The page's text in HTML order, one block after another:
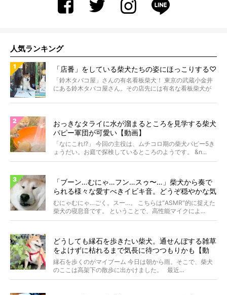
人気ランキング
「店番」をしている柴犬たちの姿にほっこりする♡
「鈴木タバコ屋」さんの有名看板柴犬！ 東京の武蔵小金井
にある鈴木タバコ屋さん。その店先には有名な看板柴犬が
おっきなタライに水が溜まるところを見学する柴犬
パピー軍団が可愛い【動画】
「なにこれ!?」 今回の主役は、ムチコロ期の柴犬パピー5き
ょうだい。お庭で探検しているところのようです。 &n...
「ブーン…むにゃ…フン…スゥ〜…」柴犬から奏で
られる様々な愛すべきイビキ音。どうぞ穏やかな気
持ちでご堪能ください。【動画】
むにゃむにゃ…ごく。スー…。 こちらは“ASMR”的に捉えた
柴犬の寝息音です。 ということで、高性能マイクによ...
どうしても縁石を歩きたい柴犬。通せんぼする雑草
をよけずに枯れるまで気長に待つつもりかも【動
画】
縁石を歩くのがマイブーム 今日は朝から雨。そこで、柴犬
のここは高架下の散歩に出かけました。 最近...